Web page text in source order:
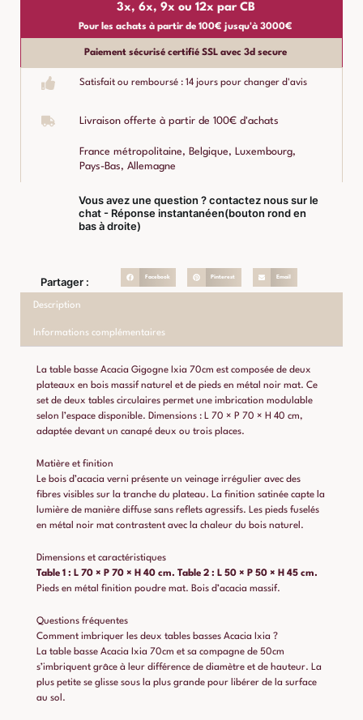
3x, 6x, 9x ou 12x par CB
Pour les achats à partir de 100€ jusqu'à 3000€
Paiement sécurisé certifié SSL avec 3d secure
Satisfait ou remboursé : 14 jours pour changer d'avis
Livraison offerte à partir de 100€ d'achats
France métropolitaine, Belgique, Luxembourg,
Pays-Bas, Allemagne
Vous avez une question ? contactez nous sur le
chat - Réponse instantanéen(bouton rond en
bas à droite)
Partager : Facebook Pinterest Email
Description
Informations complémentaires
La table basse Acacia Gigogne Ixia 70cm est composée de deux
plateaux en bois massif naturel et de pieds en métal noir mat. Ce
set de deux tables circulaires permet une imbrication modulable
selon l’espace disponible. Dimensions : L 70 × P 70 × H 40 cm,
adaptée devant un canapé deux ou trois places.
Matière et finition
Le bois d’acacia verni présente un veinage irrégulier avec des
fibres visibles sur la tranche du plateau. La finition satinée capte la
lumière de manière diffuse sans reflets agressifs. Les pieds fuselés
en métal noir mat contrastent avec la chaleur du bois naturel.
Dimensions et caractéristiques
Table 1 : L 70 × P 70 × H 40 cm. Table 2 : L 50 × P 50 × H 45 cm.
Pieds en métal finition poudre mat. Bois d’acacia massif.
Questions fréquentes
Comment imbriquer les deux tables basses Acacia Ixia ?
La table basse Acacia Ixia 70cm et sa compagne de 50cm
s’imbriquent grâce à leur différence de diamètre et de hauteur. La
plus petite se glisse sous la plus grande pour libérer de la surface
au sol.